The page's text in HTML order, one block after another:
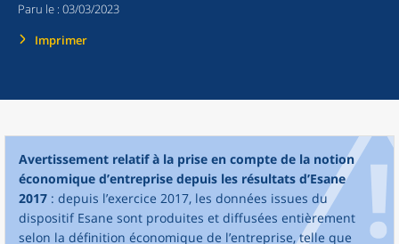
Paru le : 03/03/2023
Imprimer
Avertissement relatif à la prise en compte de la notion
économique d’entreprise depuis les résultats d’Esane
2017 : depuis l’exercice 2017, les données issues du
dispositif Esane sont produites et diffusées entièrement
selon la définition économique de l’entreprise, telle que